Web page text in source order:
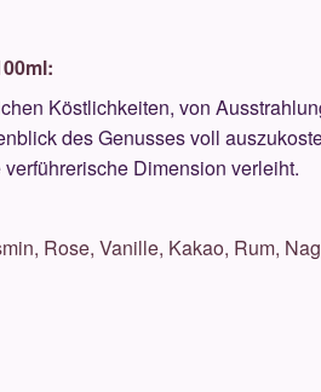
Köstlichkeiten, von
des Genusses voll
Dimension verleiht.
Rose, Vanille, Kakao, Rum,